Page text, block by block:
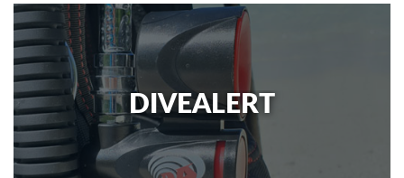
DIVEALERT